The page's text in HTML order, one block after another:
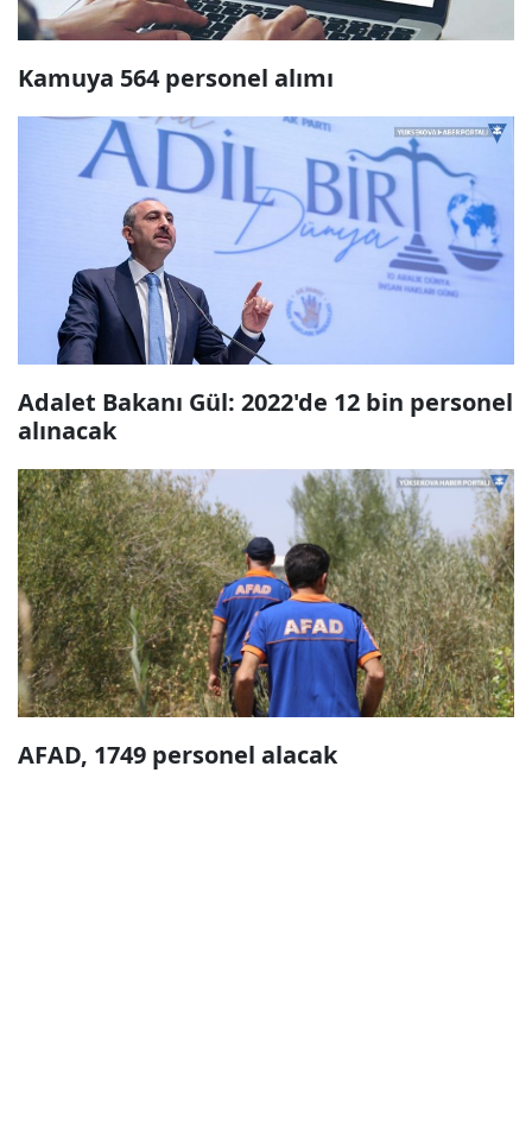
Kamuya 564 personel alımı
Adalet Bakanı Gül: 2022'de 12 bin personel
alınacak
AFAD, 1749 personel alacak